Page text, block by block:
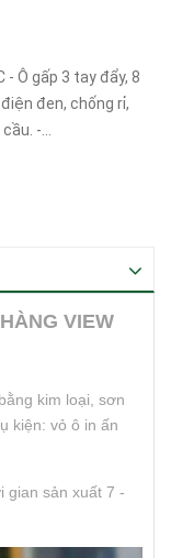
- Ô gấp 3 tay đẩy, 8
đen, chống rỉ,
-...
VIEW
kim loại, sơn
kiện: vỏ ô in ấn
gian sản xuất 7 -